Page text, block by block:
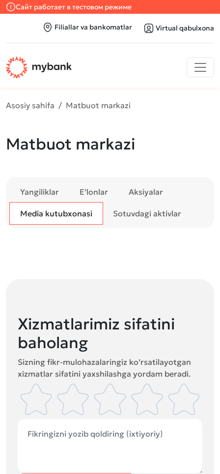
Сайт работает в тестовом режиме
Filiallar va bankomatlar Virtual qabulxona
Asosiy sahifa Matbuot markazi
Matbuot markazi
Yangiliklar E’lonlar Aksiyalar
Media kutubxonasi Sotuvdagi aktivlar
Xizmatlarimiz sifatini
baholang
Sizning fikr-mulohazalaringiz ko’rsatilayotgan
xizmatlar sifatini yaxshilashga yordam beradi.